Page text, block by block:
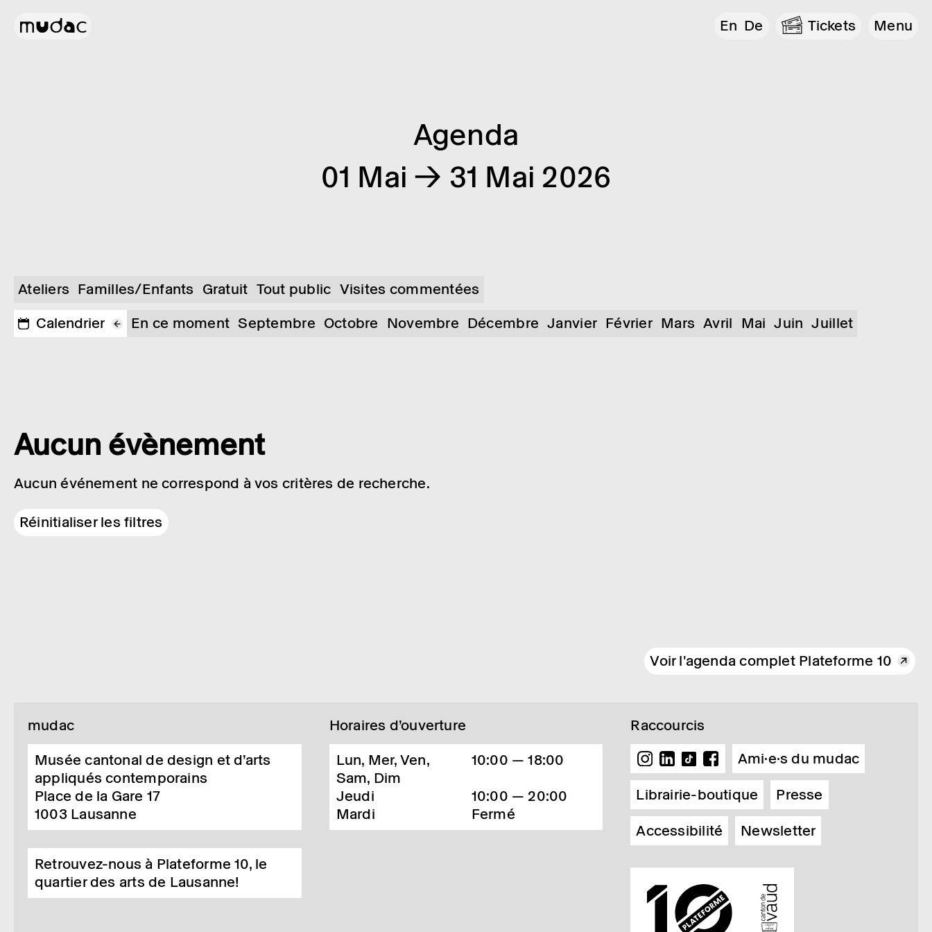
En De Tickets Menu
Agenda
01 Mai → 31 Mai 2026
Ateliers Familles/Enfants Gratuit Tout public Visites commentées
Calendrier
En ce moment Septembre Octobre Novembre Décembre Janvier Février Mars Avril Mai Juin Juillet
Aucun évènement
Aucun événement ne correspond à vos critères de recherche.
Réinitialiser les filtres
Voir l'agenda complet Plateforme 10
mudac
Musée cantonal de design et d’arts
appliqués contemporains
Place de la Gare 17
1003 Lausanne
Retrouvez-nous à Plateforme 10, le
quartier des arts de Lausanne!
Horaires d’ouverture
Lun, Mer, Ven,
Sam, Dim
10:00 — 18:00
Jeudi
10:00 — 20:00
Mardi
Fermé
Raccourcis
Ami·e·s du mudac
Librairie-boutique
Presse
Accessibilité
Newsletter